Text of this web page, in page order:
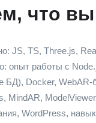
что
JS, TS, Three.js,
опыт работы с
БД), Docker, WebAR-
MindAR,
WordPress,